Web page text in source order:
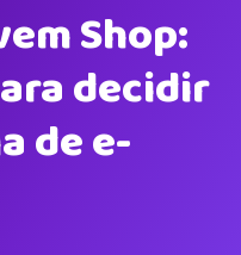
Shop:
decidir
de e-